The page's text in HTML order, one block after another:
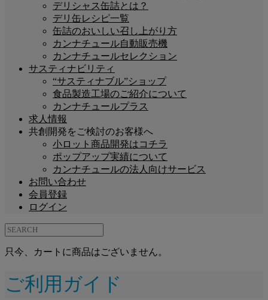
デリシャス缶詰とは？
デリ缶レシピ一覧
缶詰のおいしい召し上がり方
カンナチュール自動販売機
カンナチュールセレクション
サスティナビリティ
“サスティナブル”ショップ
食品製造工場のご紹介について
カンナチュールプラス
求人情報
共創開発をご検討のお客様へ
小ロット商品開発はコチラ
ポップアップ実績について
カンナチュールの法人向けサービス
お問い合わせ
会員登録
ログイン
只今、カートに商品はございません。
ご利用ガイド